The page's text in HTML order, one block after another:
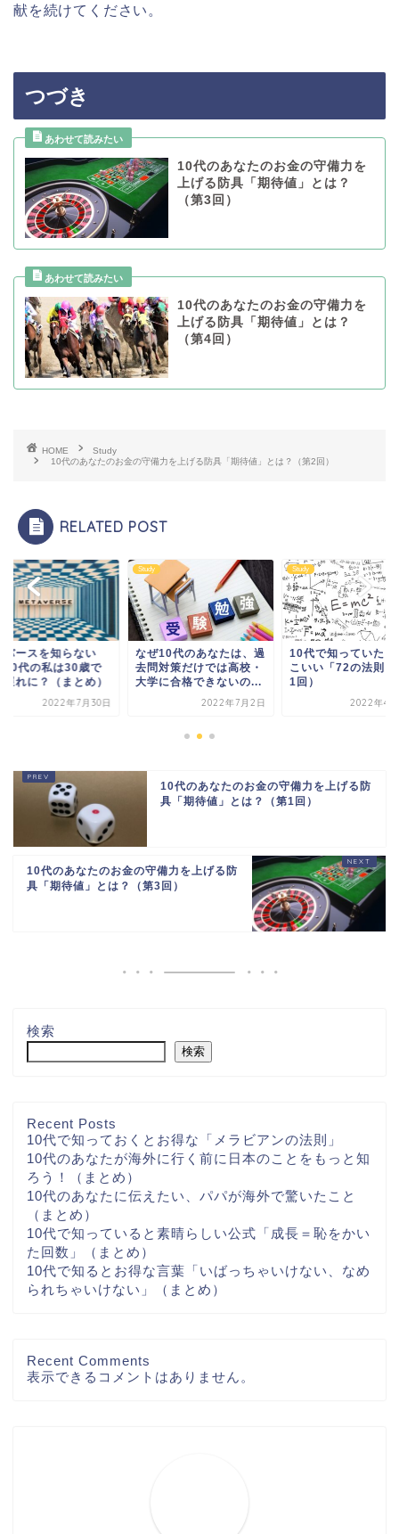
献を続けてください。
つづき
10代のあなたのお金の守備力を
上げる防具「期待値」とは？
（第3回）
10代のあなたのお金の守備力を
上げる防具「期待値」とは？
（第4回）
HOME
Study
10代のあなたのお金の守備力を上げる防具「期待値」とは？（第2回）
RELATED POST
バースを知らない
10代の私は30歳で
遅れに？（まとめ）
2022年7月30日
Study
なぜ10代のあなたは、過
去問対策だけでは高校・
大学に合格できないの...
2022年7月2日
Study
10代で知っていたら
こいい「72の法則」
1回）
2022年4
10代のあなたのお金の守備力を上げる防
具「期待値」とは？（第1回）
10代のあなたのお金の守備力を上げる防
具「期待値」とは？（第3回）
検索
検索
Recent Posts
10代で知っておくとお得な「メラビアンの法則」
10代のあなたが海外に行く前に日本のことをもっと知
ろう！（まとめ）
10代のあなたに伝えたい、パパが海外で驚いたこと
（まとめ）
10代で知っていると素晴らしい公式「成長＝恥をかい
た回数」（まとめ）
10代で知るとお得な言葉「いばっちゃいけない、なめ
られちゃいけない」（まとめ）
Recent Comments
表示できるコメントはありません。